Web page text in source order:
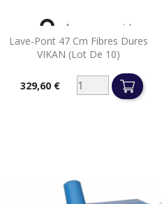
Lave-Pont 47 Cm Fibres Dures
VIKAN (lot De 10)
Prix329,60 €
 Aperçu rapide